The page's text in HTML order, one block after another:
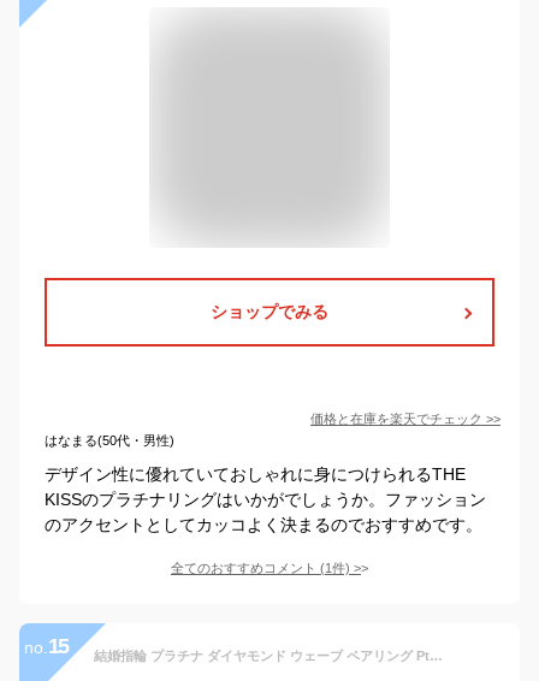
ショップでみる
価格と在庫を楽天でチェック >>
はなまる(50代・男性)
デザイン性に優れていておしゃれに身につけられるTHE
KISSのプラチナリングはいかがでしょうか。ファッション
のアクセントとしてカッコよく決まるのでおすすめです。
全てのおすすめコメント (1件) >
no. 15 結婚指輪 プラチナ ダイヤモンド ウェーブ ペアリング Pt900 マリッジリング 2本セット ペア 文字入れ 刻印 可能 婚約 結婚式 ブライダル ウエディング おすすめ ギフト プレゼント 受注製作